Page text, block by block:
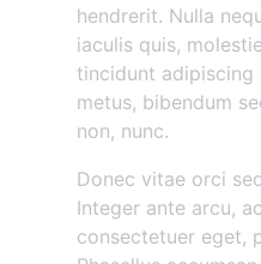
hendrerit. Nulla
iaculis quis,
tincidunt adipiscing
metus, bibendum
non, nunc.
Donec vitae orci
Integer ante arcu,
consectetuer eget,